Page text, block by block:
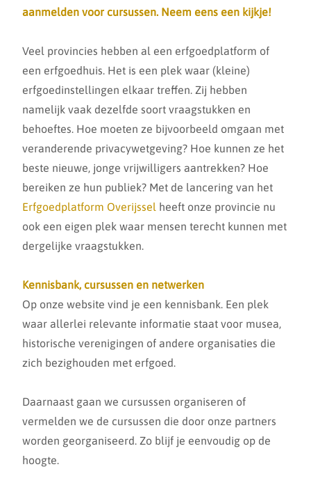
aanmelden voor cursussen. Neem eens een kijkje!
Veel provincies hebben al een erfgoedplatform of
een erfgoedhuis. Het is een plek waar (kleine)
erfgoedinstellingen elkaar treffen. Zij hebben
namelijk vaak dezelfde soort vraagstukken en
behoeftes. Hoe moeten ze bijvoorbeeld omgaan met
veranderende privacywetgeving? Hoe kunnen ze het
beste nieuwe, jonge vrijwilligers aantrekken? Hoe
bereiken ze hun publiek? Met de lancering van het
Erfgoedplatform Overijssel heeft onze provincie nu
ook een eigen plek waar mensen terecht kunnen met
dergelijke vraagstukken.
Kennisbank, cursussen en netwerken
Op onze website vind je een kennisbank. Een plek
waar allerlei relevante informatie staat voor musea,
historische verenigingen of andere organisaties die
zich bezighouden met erfgoed.
Daarnaast gaan we cursussen organiseren of
vermelden we de cursussen die door onze partners
worden georganiseerd. Zo blijf je eenvoudig op de
hoogte.